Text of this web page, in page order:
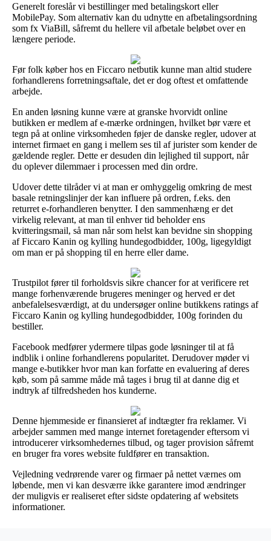
Generelt foreslår vi bestillinger med betalingskort eller
MobilePay. Som alternativ kan du udnytte en afbetalingsordning
som fx ViaBill, såfremt du hellere vil afbetale beløbet over en
længere periode.
Før folk køber hos en Ficcaro netbutik kunne man altid studere
forhandlerens forretningsaftale, det er dog oftest et omfattende
arbejde.
En anden løsning kunne være at granske hvorvidt online
butikken er medlem af e-mærke ordningen, hvilket bør være et
tegn på at online virksomheden føjer de danske regler, udover at
internet firmaet en gang i mellem ses til af jurister som kender de
gældende regler. Dette er desuden din lejlighed til support, når
du oplever dilemmaer i processen med din ordre.
Udover dette tilråder vi at man er omhyggelig omkring de mest
basale retningslinjer der kan influere på ordren, f.eks. den
returret e-forhandleren benytter. I den sammenhæng er det
virkelig relevant, at man til enhver tid beholder ens
kvitteringsmail, så man når som helst kan bevidne sin shopping
af Ficcaro Kanin og kylling hundegodbidder, 100g, ligegyldigt
om man er på shopping til en herre eller dame.
Trustpilot fører til forholdsvis sikre chancer for at verificere ret
mange forhenværende brugeres meninger og herved er det
anbefalelsesværdigt, at du undersøger online butikkens ratings af
Ficcaro Kanin og kylling hundegodbidder, 100g forinden du
bestiller.
Facebook medfører ydermere tilpas gode løsninger til at få
indblik i online forhandlerens popularitet. Derudover møder vi
mange e-butikker hvor man kan forfatte en evaluering af deres
køb, som på samme måde må tages i brug til at danne dig et
indtryk af tilfredsheden hos kunderne.
Denne hjemmeside er finansieret af indtægter fra reklamer. Vi
arbejder sammen med mange internet foretagender eftersom vi
introducerer virksomhedernes tilbud, og tager provision såfremt
en bruger fra vores website fuldfører en transaktion.
Vejledning vedrørende varer og firmaer på nettet værnes om
løbende, men vi kan desværre ikke garantere imod ændringer
der muligvis er realiseret efter sidste opdatering af websitets
informationer.